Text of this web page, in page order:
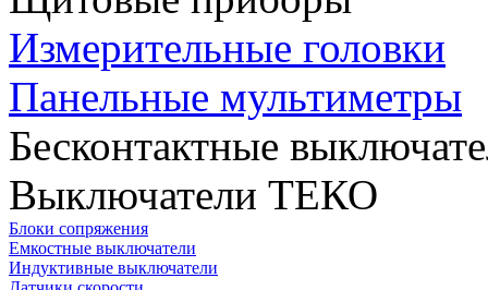
Измерительные головки
Панельные мультиметры
Бесконтактные
Выключатели ТЕКО
Блоки сопряжения
Емкостные выключатели
Индуктивные выключатели